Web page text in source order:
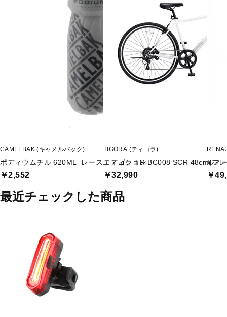
CAMELBAK (キャメルバック)
ポディウムチル 620ML_レースエディション
￥2,552
TIGORA (ティゴラ)
ティゴラ TR-BC008 SCR 48cm(フ
￥32,990
ルノ
￥
最近チェックした商品